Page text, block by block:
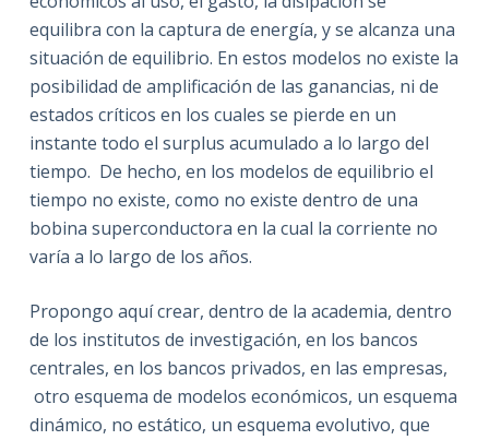
equilibra con la captura de energía, y se alcanza una
situación de equilibrio. En estos modelos no existe la
posibilidad de amplificación de las ganancias, ni de
estados críticos en los cuales se pierde en un
instante todo el surplus acumulado a lo largo del
tiempo. De hecho, en los modelos de equilibrio el
tiempo no existe, como no existe dentro de una
bobina superconductora en la cual la corriente no
varía a lo largo de los años.
Propongo aquí crear, dentro de la academia, dentro
de los institutos de investigación, en los bancos
centrales, en los bancos privados, en las empresas,
otro esquema de modelos económicos, un esquema
dinámico, no estático, un esquema evolutivo, que